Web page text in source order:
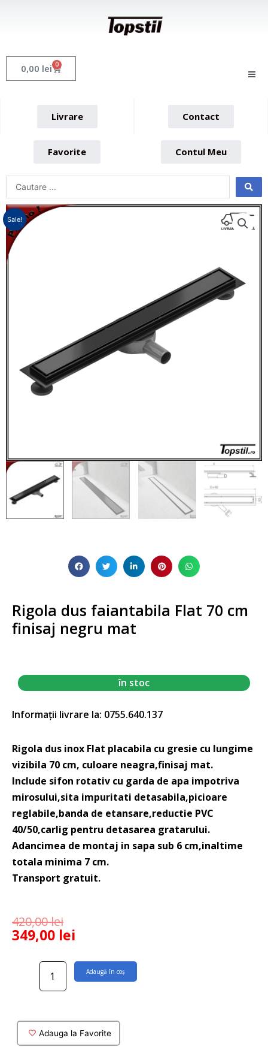
0,00 lei 0 Cart
Livrare Contact
Favorite Contul Meu
Sale!
Rigola dus faiantabila Flat 70 cm
finisaj negru mat
în stoc
Informații livrare la: 0755.640.137
Rigola dus inox Flat placabila cu gresie cu lungime
vizibila 70 cm, culoare neagra,finisaj mat.
Include sifon rotativ cu garda de apa impotriva
mirosului,sita impuritati detasabila,picioare
reglabile,banda de etansare,reductie PVC
40/50,carlig pentru detasarea gratarului.
Adancimea de montaj in sapa sub 6 cm,inaltime
totala minima 7 cm.
Transport gratuit.
420,00lei
349,00 lei
Cantitate
cm
Adaugă în coș
Adauga la Favorite